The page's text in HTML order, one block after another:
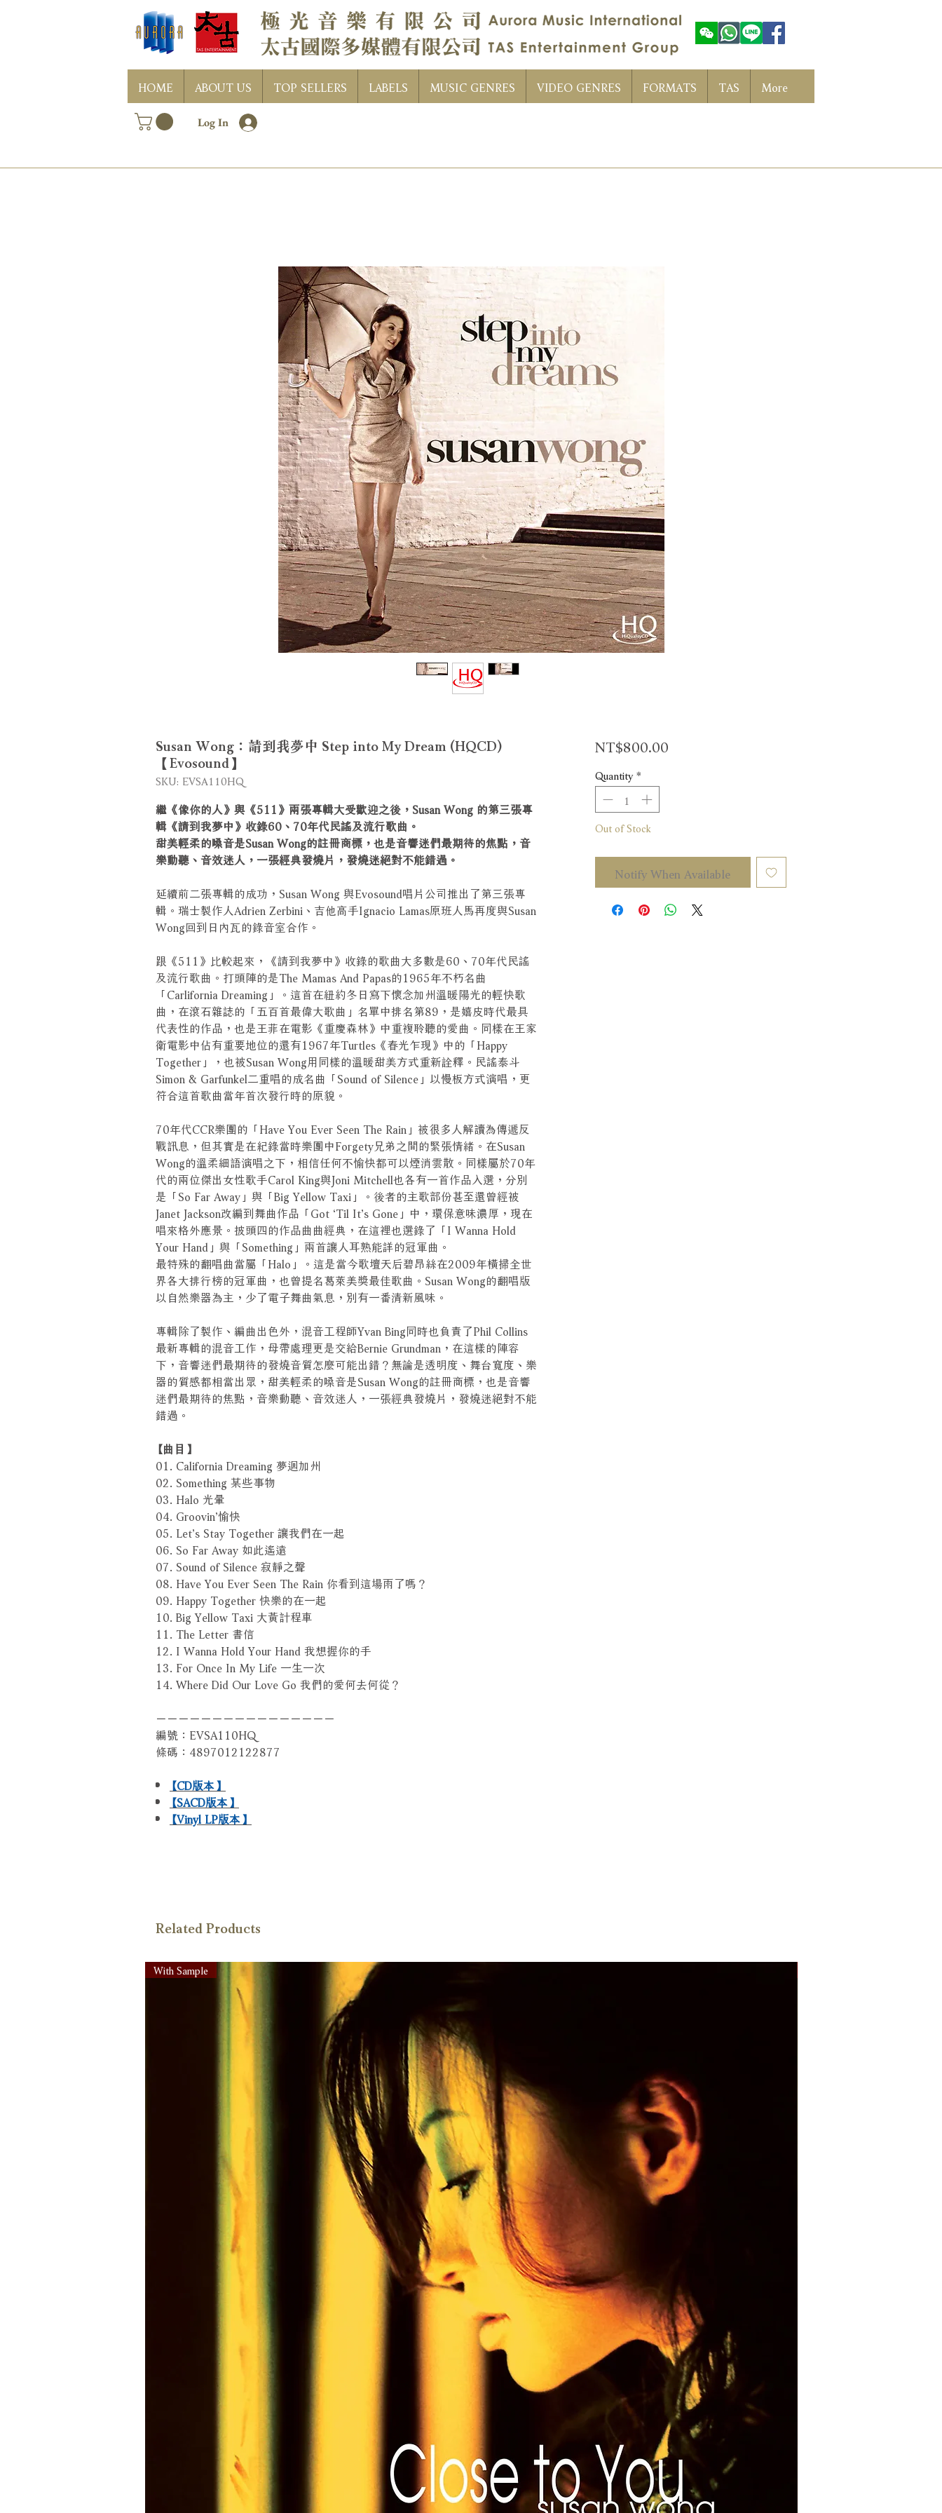
HOME ABOUT US TOP SELLERS LABELS MUSIC GENRES VIDEO GENRES FORMATS TAS More
Log In
Susan Wong：請到我夢中 Step into My Dream (HQCD)
【Evosound】
SKU: EVSA110HQ
繼《像你的人》與《511》兩張專輯大受歡迎之後，Susan Wong 的第三張專
輯《請到我夢中》收錄60、70年代民謠及流行歌曲。
甜美輕柔的嗓音是Susan Wong的註冊商標，也是音響迷們最期待的焦點，音
樂動聽、音效迷人，一張經典發燒片，發燒迷絕對不能錯過。
延續前二張專輯的成功，Susan Wong 與Evosound唱片公司推出了第三張專
輯。瑞士製作人Adrien Zerbini、吉他高手Ignacio Lamas原班人馬再度與Susan
Wong回到日內瓦的錄音室合作。
跟《511》比較起來，《請到我夢中》收錄的歌曲大多數是60、70年代民謠
及流行歌曲。打頭陣的是The Mamas And Papas的1965年不朽名曲
「Carlifornia Dreaming」。這首在紐約冬日寫下懷念加州溫暖陽光的輕快歌
曲，在滾石雜誌的「五百首最偉大歌曲」名單中排名第89，是嬉皮時代最具
代表性的作品，也是王菲在電影《重慶森林》中重複聆聽的愛曲。同樣在王家
衛電影中佔有重要地位的還有1967年Turtles《春光乍現》中的「Happy
Together」，也被Susan Wong用同樣的溫暖甜美方式重新詮釋。民謠泰斗
Simon & Garfunkel二重唱的成名曲「Sound of Silence」以慢板方式演唱，更
符合這首歌曲當年首次發行時的原貌。
70年代CCR樂團的「Have You Ever Seen The Rain」被很多人解讀為傳遞反
戰訊息，但其實是在紀錄當時樂團中Forgety兄弟之間的緊張情緒。在Susan
Wong的溫柔細語演唱之下，相信任何不愉快都可以煙消雲散。同樣屬於70年
代的兩位傑出女性歌手Carol King與Joni Mitchell也各有一首作品入選，分別
是「So Far Away」與「Big Yellow Taxi」。後者的主歌部份甚至還曾經被
Janet Jackson改編到舞曲作品「Got ‘Til It’s Gone」中，環保意味濃厚，現在
唱來格外應景。披頭四的作品曲曲經典，在這裡也選錄了「I Wanna Hold
Your Hand」與「Something」兩首讓人耳熟能詳的冠軍曲。
最特殊的翻唱曲當屬「Halo」。這是當今歌壇天后碧昂絲在2009年橫掃全世
界各大排行榜的冠軍曲，也曾提名葛萊美獎最佳歌曲。Susan Wong的翻唱版
以自然樂器為主，少了電子舞曲氣息，別有一番清新風味。
專輯除了製作、編曲出色外，混音工程師Yvan Bing同時也負責了Phil Collins
最新專輯的混音工作，母帶處理更是交給Bernie Grundman，在這樣的陣容
下，音響迷們最期待的發燒音質怎麼可能出錯？無論是透明度、舞台寬度、樂
器的質感都相當出眾，甜美輕柔的嗓音是Susan Wong的註冊商標，也是音響
迷們最期待的焦點，音樂動聽、音效迷人，一張經典發燒片，發燒迷絕對不能
錯過。
【曲目】
01. California Dreaming 夢迴加州
02. Something 某些事物
03. Halo 光暈
04. Groovin’愉快
05. Let’s Stay Together 讓我們在一起
06. So Far Away 如此遙遠
07. Sound of Silence 寂靜之聲
08. Have You Ever Seen The Rain 你看到這場雨了嗎？
09. Happy Together 快樂的在一起
10. Big Yellow Taxi 大黃計程車
11. The Letter 書信
12. I Wanna Hold Your Hand 我想握你的手
13. For Once In My Life 一生一次
14. Where Did Our Love Go 我們的愛何去何從？
－－－－－－－－－－－－－－－－
編號：EVSA110HQ
條碼：4897012122877
【CD版本】
【SACD版本】
【Vinyl LP版本】
NT$800.00Price
Quantity *
Out of Stock
Notify When Available
Related Products
With Sample